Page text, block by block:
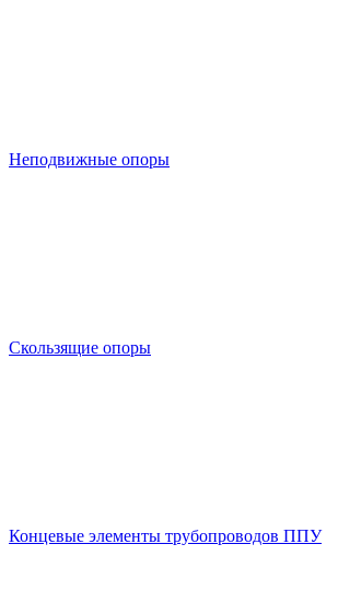
Неподвижные опоры
Скользящие опоры
Концевые элементы трубопроводов ППУ